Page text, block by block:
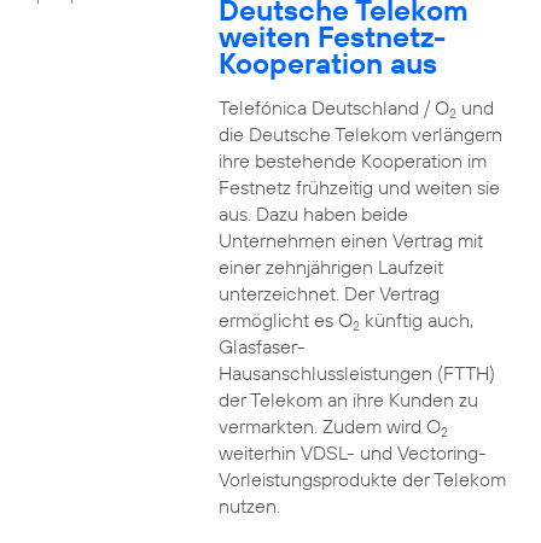
Deutsche Telekom
weiten Festnetz-
Kooperation aus
Telefónica Deutschland / O2und
die Deutsche Telekom verlängern
ihre bestehende Kooperation im
Festnetz frühzeitig und weiten sie
aus. Dazu haben beide
Unternehmen einen Vertrag mit
einer zehnjährigen Laufzeit
unterzeichnet. Der Vertrag
ermöglicht es O2künftig auch,
Glasfaser-
Hausanschlussleistungen (FTTH)
der Telekom an ihre Kunden zu
vermarkten. Zudem wird O2
weiterhin VDSL- und Vectoring-
Vorleistungsprodukte der Telekom
nutzen.